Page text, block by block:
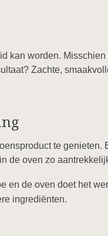
kan worden.
Zachte,
te genieten.
de oven zo
en de oven doet het
ingrediënten.